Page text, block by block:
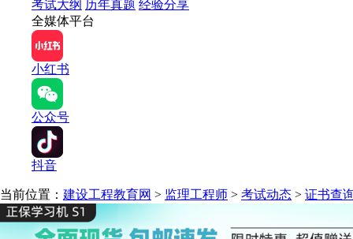
考试大纲 历年真题 经验分享
全媒体平台
小红书
公众号
抖音
当前位置： 建设工程教育网 > 监理工程师 > 考试动态 > 证书查